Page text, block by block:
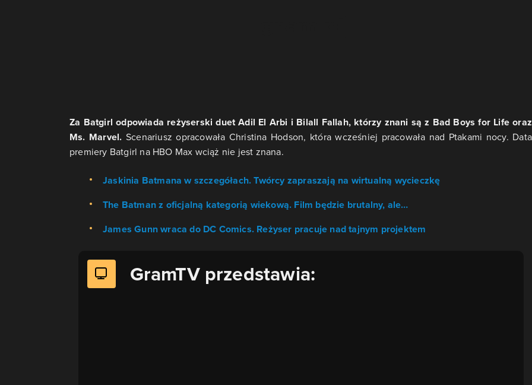
Za Batgirl odpowiada reżyserski duet Adil El Arbi i Bilall Fallah, którzy znani są z Bad Boys for Life oraz
Ms. Marvel. Scenariusz opracowała Christina Hodson, która wcześniej pracowała nad Ptakami nocy. Data
premiery Batgirl na HBO Max wciąż nie jest znana.
Jaskinia Batmana w szczegółach. Twórcy zapraszają na wirtualną wycieczkę
The Batman z oficjalną kategorią wiekową. Film będzie brutalny, ale…
James Gunn wraca do DC Comics. Reżyser pracuje nad tajnym projektem
GramTV przedstawia: